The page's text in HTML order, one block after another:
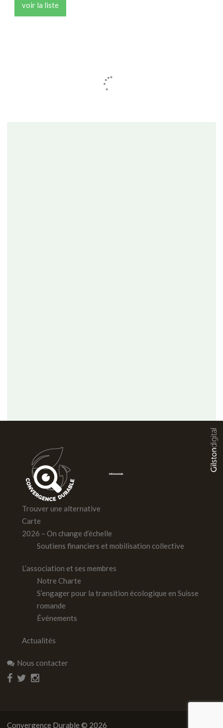
voir la liste
Trouver une alternative
Carte
2026 – On change d’échelle
Soutiens financiers et mobilisation collective
L’association et ses membres
Notre Charte
S’engager pour la transition écologique en Suisse
romande
Événements
Actualités
Nous contacter
Convergence Durable © 2026